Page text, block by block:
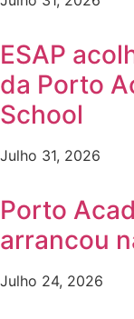
ESAP
da Porto
School
Julho 31, 2026
Porto
arrancou
Julho 24, 2026